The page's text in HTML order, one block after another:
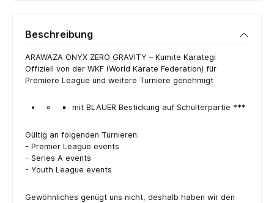
Beschreibung
ARAWAZA ONYX ZERO GRAVITY – Kumite Karategi
Offiziell von der WKF (World Karate Federation) für
Premiere League und weitere Turniere genehmigt
mit BLAUER Bestickung auf Schulterpartie ***
Gültig an folgenden Turnieren:
- Premier League events
- Series A events
- Youth League events
Gewöhnliches genügt uns nicht, deshalb haben wir den